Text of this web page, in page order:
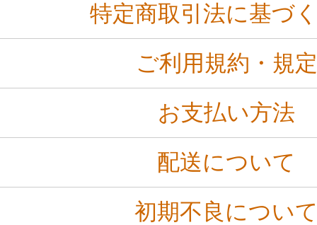
特定商取引法に基づ
ご利用規約・規定
お支払い方法
配送について
初期不良につい